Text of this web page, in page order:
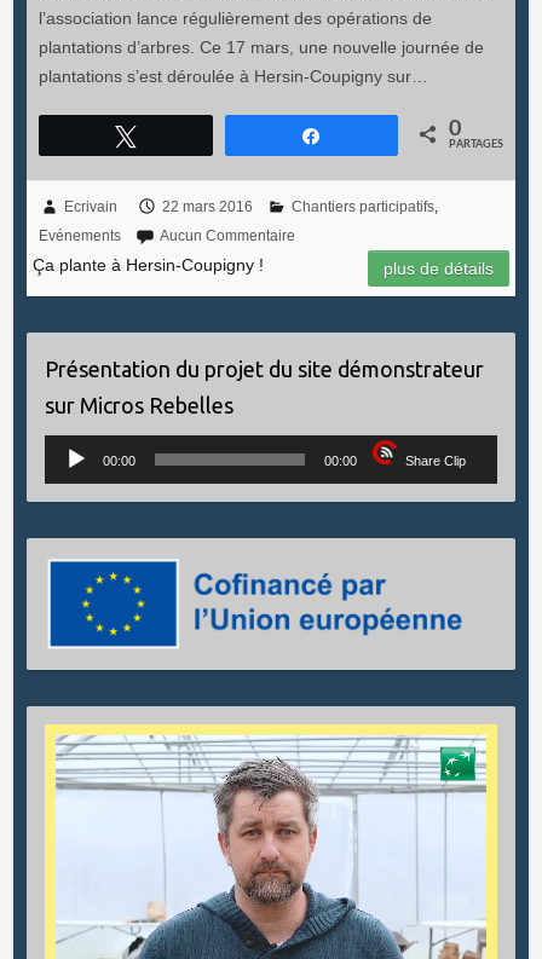
l’association lance régulièrement des opérations de
plantations d’arbres. Ce 17 mars, une nouvelle journée de
plantations s’est déroulée à Hersin-Coupigny sur…
0
PARTAGES
Ecrivain 22 mars 2016 Chantiers participatifs,
Evénements
Aucun Commentaire
Ça plante à Hersin-Coupigny ! plus de détails
Présentation du projet du site démonstrateur
sur Micros Rebelles
Lecteur
00:00 00:00 Share Clip